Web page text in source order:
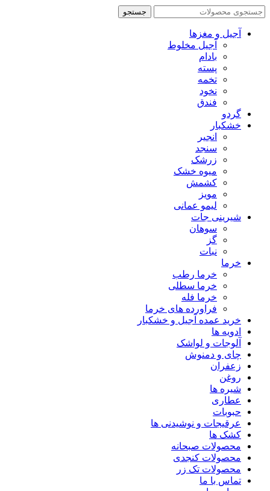
جستجو
آجیل و مغزها
آجیل مخلوط
بادام
پسته
تخمه
نخود
فندق
گردو
خشکبار
انجیر
سنجد
زرشک
میوه خشک
کشمش
مویز
لیمو عمانی
شیرینی جات
سوهان
گز
نبات
خرما
خرما رطب
خرما سطلی
خرما فله
فراورده های خرما
خرید عمده آجیل و خشکبار
ادویه ها
آلوجات و لواشک
چای و دمنوش
زعفران
روغن
شیره ها
عطاری
حبوبات
عرقیجات و نوشیدنی ها
کشک ها
محصولات صبحانه
محصولات کنجدی
محصولات تک زر
تماس با ما